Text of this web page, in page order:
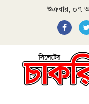
শুক্রবার, ০৭